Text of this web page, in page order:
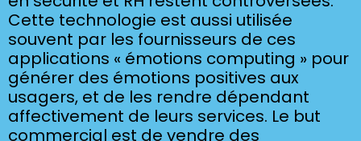
Cette technologie est aussi utilisée
souvent par les fournisseurs de ces
applications « émotions computing » pour
générer des émotions positives aux
usagers, et de les rendre dépendant
affectivement de leurs services. Le but
commercial est de vendre des